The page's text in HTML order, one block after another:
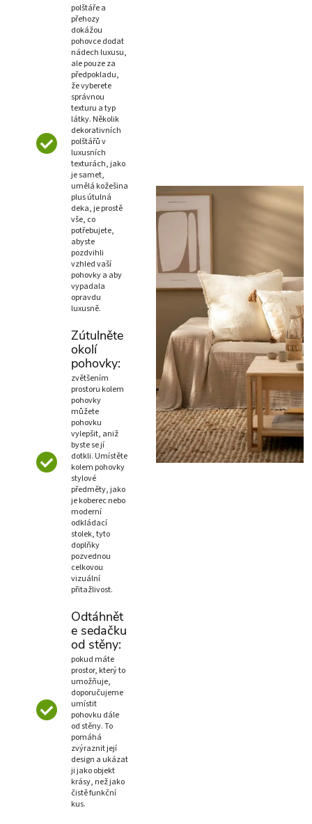
polštáře a
přehozy
dokážou
pohovce dodat
nádech luxusu,
ale pouze za
předpokladu,
že vyberete
správnou
texturu a typ
látky. Několik
dekorativních
polštářů v
luxusních
texturách, jako
je samet,
umělá kožešina
plus útulná
deka, je prostě
vše, co
potřebujete,
abyste
pozdvihli
vzhled vaší
pohovky a aby
vypadala
opravdu
luxusně.
Zútulněte
okolí
pohovky:
zvětšením
prostoru kolem
pohovky
můžete
pohovku
vylepšit, aniž
byste se jí
dotkli. Umístěte
kolem pohovky
stylové
předměty, jako
je koberec nebo
moderní
odkládací
stolek, tyto
doplňky
pozvednou
celkovou
vizuální
přitažlivost.
Odtáhnět
e sedačku
od stěny:
pokud máte
prostor, který to
umožňuje,
doporučujeme
umístit
pohovku dále
od stěny. To
pomáhá
zvýraznit její
design a ukázat
ji jako objekt
krásy, než jako
čistě funkční
kus.